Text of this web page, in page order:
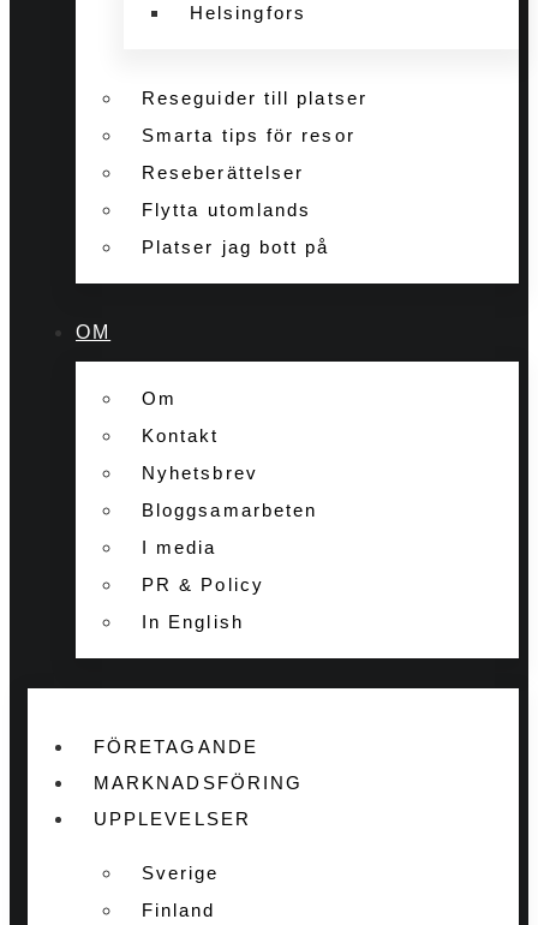
Helsingfors
Reseguider till platser
Smarta tips för resor
Reseberättelser
Flytta utomlands
Platser jag bott på
OM
Om
Kontakt
Nyhetsbrev
Bloggsamarbeten
I media
PR & Policy
In English
FÖRETAGANDE
MARKNADSFÖRING
UPPLEVELSER
Sverige
Finland